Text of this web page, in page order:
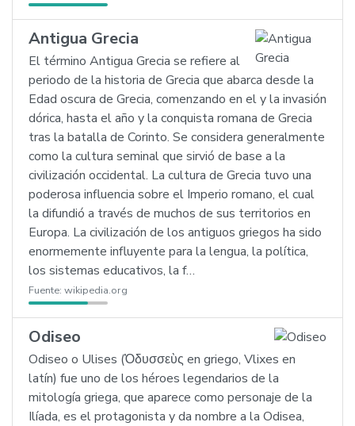
Antigua Grecia
El término Antigua Grecia se refiere al
periodo de la historia de Grecia que abarca desde la
Edad oscura de Grecia, comenzando en el y la invasión
dórica, hasta el año y la conquista romana de Grecia
tras la batalla de Corinto. Se considera generalmente
como la cultura seminal que sirvió de base a la
civilización occidental. La cultura de Grecia tuvo una
poderosa influencia sobre el Imperio romano, el cual
la difundió a través de muchos de sus territorios en
Europa. La civilización de los antiguos griegos ha sido
enormemente influyente para la lengua, la política,
los sistemas educativos, la f…
Fuente: wikipedia.org
Odiseo
Odiseo o Ulises (Ὀδυσσεὺς en griego, Vlixes en
latín) fue uno de los héroes legendarios de la
mitología griega, que aparece como personaje de la
Ilíada, es el protagonista y da nombre a la Odisea,